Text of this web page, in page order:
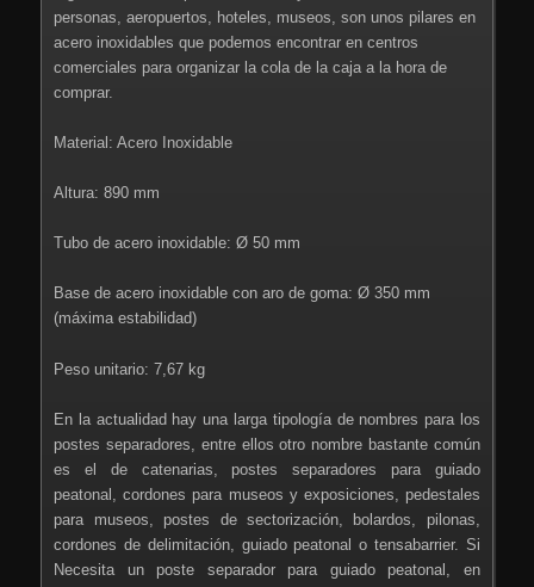
personas, aeropuertos, hoteles, museos, son unos pilares en
acero inoxidables que podemos encontrar en centros
comerciales para organizar la cola de la caja a la hora de
comprar.
Material: Acero Inoxidable
Altura: 890 mm
Tubo de acero inoxidable: Ø 50 mm
Base de acero inoxidable con aro de goma: Ø 350 mm
(máxima estabilidad)
Peso unitario: 7,67 kg
En la actualidad hay una larga tipología de nombres para los
postes separadores, entre ellos otro nombre bastante común
es el de catenarias, postes separadores para guiado
peatonal, cordones para museos y exposiciones, pedestales
para museos, postes de sectorización, bolardos, pilonas,
cordones de delimitación, guiado peatonal o tensabarrier. Si
Necesita un poste separador para guiado peatonal, en